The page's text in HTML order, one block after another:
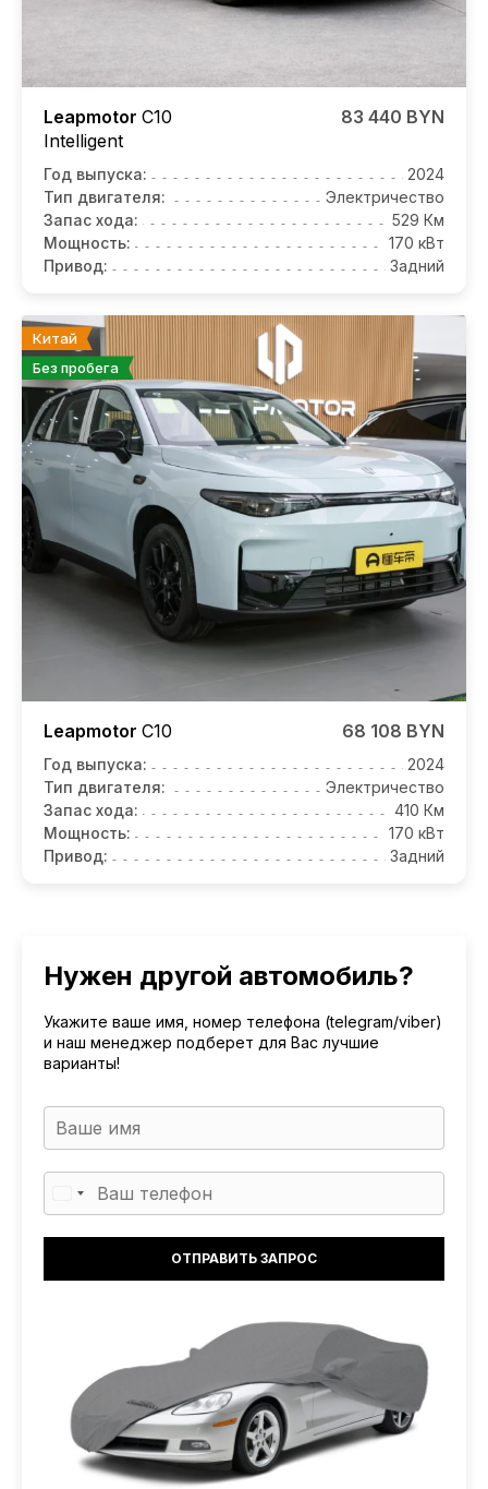
Leapmotor C10
Intelligent
83 440 BYN
Год выпуска:
2024
Тип двигателя:
Электричество
Запас хода:
529 Км
Мощность:
170 кВт
Привод:
Задний
Китай
Без пробега
Leapmotor C10 68 108 BYN
Год выпуска:
2024
Тип двигателя:
Электричество
Запас хода:
410 Км
Мощность:
170 кВт
Привод:
Задний
Нужен другой автомобиль?
Укажите ваше имя, номер телефона (telegram/viber)
и наш менеджер подберет для Вас лучшие
варианты!